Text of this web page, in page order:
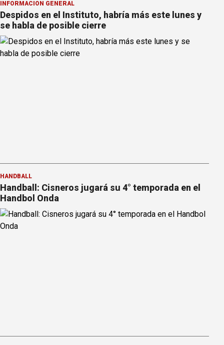
INFORMACION GENERAL
Despidos en el Instituto, habría más este lunes y
se habla de posible cierre
HANDBALL
Handball: Cisneros jugará su 4° temporada en el
Handbol Onda